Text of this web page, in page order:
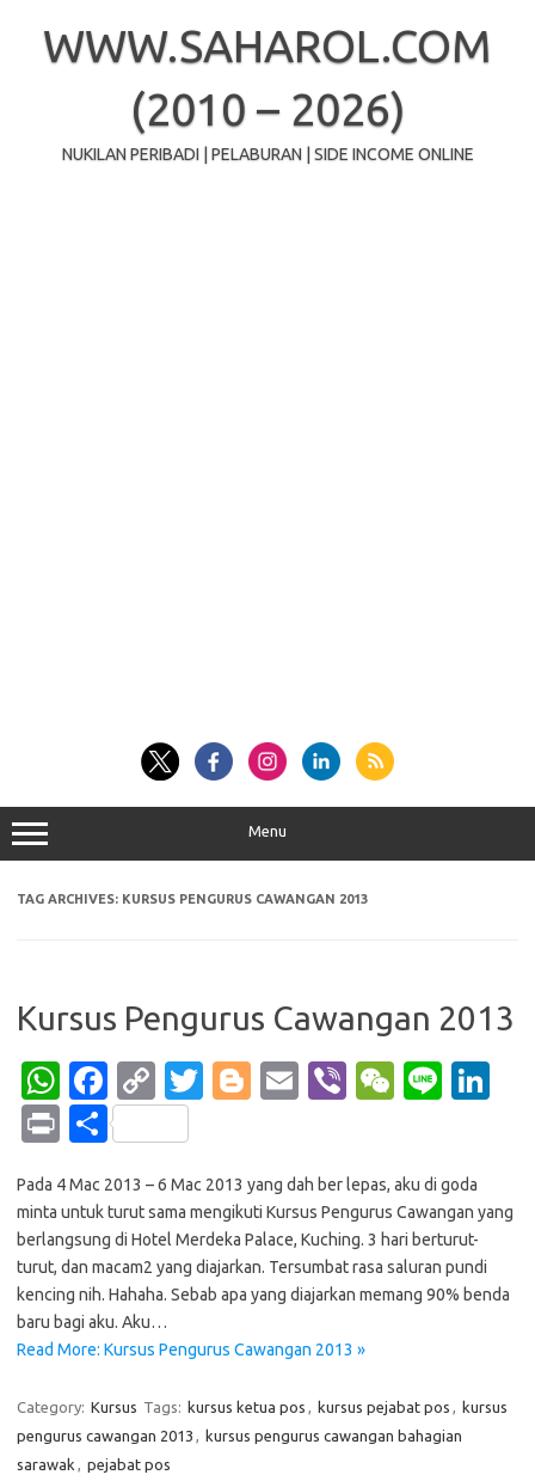
contentWWW.SAHAROL.COM
(2010 – 2026)
NUKILAN PERIBADI | PELABURAN | SIDE INCOME ONLINE
Menu
TAG ARCHIVES: KURSUS PENGURUS CAWANGAN 2013
Kursus Pengurus Cawangan 2013
W
h
at
s
A
p
p
Fa
c
e
b
o
o
k
C
o
p
y
Li
n
k
T
te
r
Bl
g
er
E
Vi
W
h
at
Li
dI
Pr
t
S
ar
e
Pada 4 Mac 2013 – 6 Mac 2013 yang dah ber lepas, aku di goda
minta untuk turut sama mengikuti Kursus Pengurus Cawangan yang
berlangsung di Hotel Merdeka Palace, Kuching. 3 hari berturut-
turut, dan macam2 yang diajarkan. Tersumbat rasa saluran pundi
kencing nih. Hahaha. Sebab apa yang diajarkan memang 90% benda
baru bagi aku. Aku…
Read More: Kursus Pengurus Cawangan 2013 »
Category: Kursus Tags: kursus ketua pos , kursus pejabat pos , kursus
pengurus cawangan 2013 , kursus pengurus cawangan bahagian
sarawak , pejabat pos